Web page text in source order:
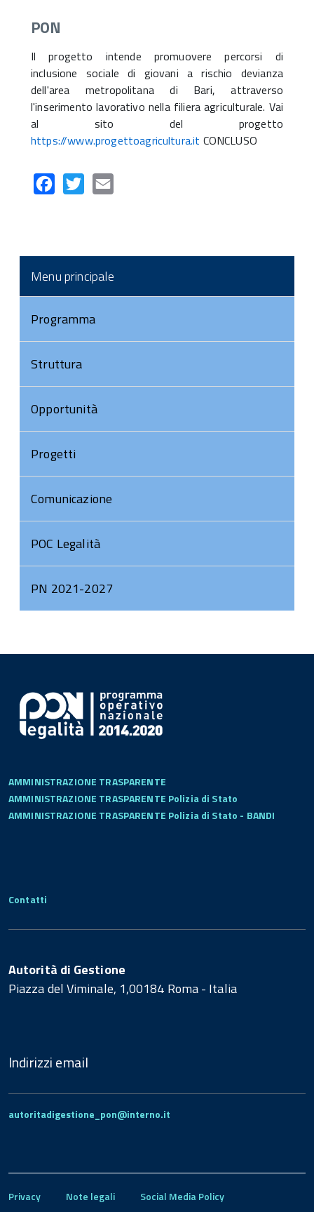
PON
Il progetto intende promuovere percorsi di
inclusione sociale di giovani a rischio devianza
dell'area metropolitana di Bari, attraverso
l'inserimento lavorativo nella filiera agriculturale. Vai
al sito del progetto
https://www.progettoagricultura.it CONCLUSO
FacebookTwitter
Menu principale
Programma
Struttura
Opportunità
Progetti
Comunicazione
POC Legalità
PN 2021-2027
AMMINISTRAZIONE TRASPARENTE
AMMINISTRAZIONE TRASPARENTE Polizia di Stato
AMMINISTRAZIONE TRASPARENTE Polizia di Stato - BANDI
Contatti
Autorità di Gestione
Piazza del Viminale, 1,00184 Roma - Italia
Indirizzi email
autoritadigestione_pon@interno.it
Privacy Note legali Social Media Policy